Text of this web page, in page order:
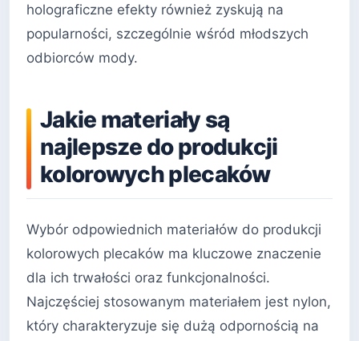
holograficzne efekty również zyskują na
popularności, szczególnie wśród młodszych
odbiorców mody.
Jakie materiały są
najlepsze do produkcji
kolorowych plecaków
Wybór odpowiednich materiałów do produkcji
kolorowych plecaków ma kluczowe znaczenie
dla ich trwałości oraz funkcjonalności.
Najczęściej stosowanym materiałem jest nylon,
który charakteryzuje się dużą odpornością na